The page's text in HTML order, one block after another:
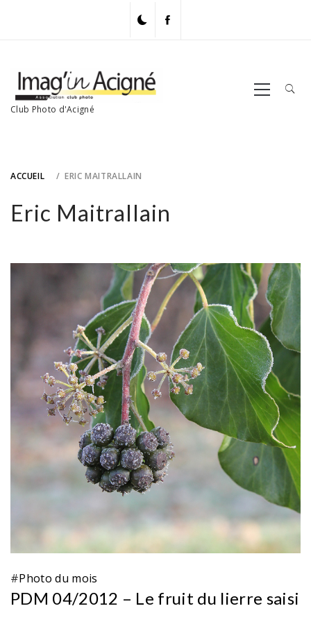
Club Photo d'Acigné
Primary
Menu
ACCUEIL ERIC MAITRALLAIN
Eric Maitrallain
#Photo du mois
PDM 04/2012 – Le fruit du lierre saisi